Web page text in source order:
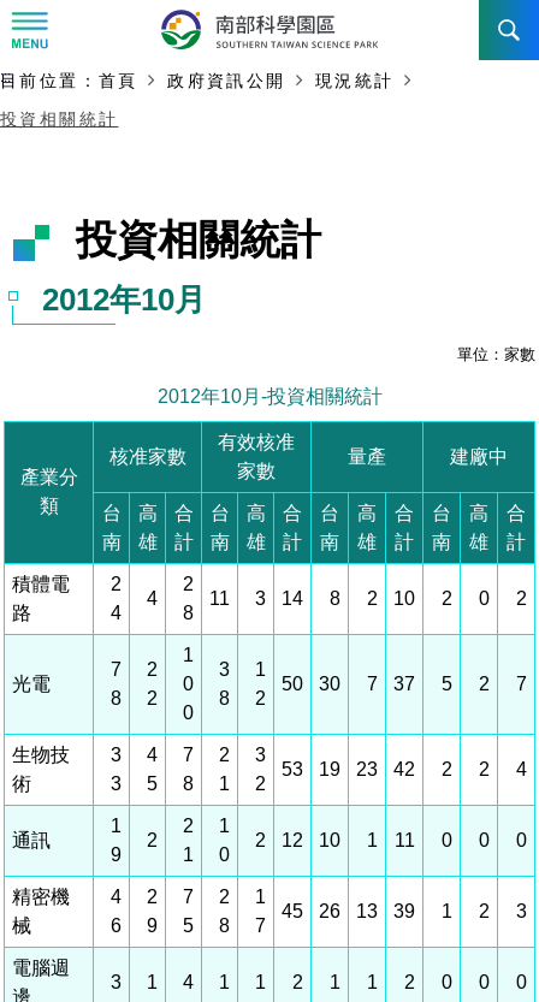
訊息公告
新聞資料專區
即時新聞澄清專區
招標資訊
園區電子看板專區
發展沿革
設立沿革
首長介紹
局長小檔案
局長電子信箱
組織法
組織架構
組織職掌
管理局位置
施政主軸
年度工作展望
國家科學及技術委員會重大政策
廉政園地
工作職掌與聯絡管道
廉政反貪、防貪專區
廉政資訊
公職人員及關係人補助交易身分關係公開專區
機關採購廉政平臺
獲獎記錄
檔案應用專區
檔案應用服務須知
檔案應用及宣導活動
檔案教育訓練及標竿學習
檔案管理局相關連結
WebMail(新)
認識園區
臺南園區
競爭優勢
土地規劃
水電供應
園區土地廠房宿舍出租資訊
園區資源再生中心
污水處理廠
競爭優勢
土地規劃
水電供應
園區土地廠房宿舍出租資訊
污水處理廠
橋頭園區
簡介
競爭優勢
土地規劃
水電供應
園區土地廠房宿舍出租資訊
污水處理廠
新設園區
交通資訊
機構及廠商名錄
廠商名錄
園區公會資訊
研究機構
育成中心
文化藝術
公共藝術
考古遺址
南科新港堂
園區生活
生活服務
園區宿舍簡介
創新創業
南科AI_ROBOT自造基地
永續園區
工商服務
申請流程及表單
入區申辦流程
申辦案件處理時限
投資業務
工商業務
通關業務
工安管理
環保管理
相關費用
園區事業管理費
土地及廠房租賃
宿舍租金費用
污水費
廢棄物清除處理費
科學園區廠商服務網
園區課程及獎補助計畫
園區培訓課程
科學園區人才培育補助計畫
新興科技應用計畫
敦親睦鄰經費補助
園區參訪申請
性平專區
園區廠商採購資訊
主要內容開始
:::
目前位置： 首頁 政府資訊公開
現況統計
投資相關統計